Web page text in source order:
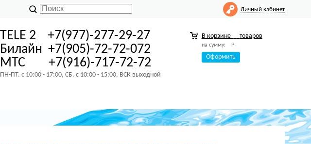
Личный кабинет
TELE 2 +7(977)-277-29-27
Билайн +7(905)-72-72-072
МТС +7(916)-717-72-72
ПН-ПТ. с 10:00 - 17:00, СБ. с 10:00 - 15:00, ВСК выходной
В корзине товаров
на сумму: Р
Оформить